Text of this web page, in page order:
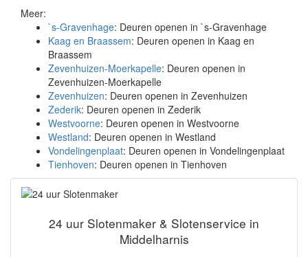
Meer:
`s-Gravenhage: Deuren openen in `s-Gravenhage
Kaag en Braassem: Deuren openen in Kaag en
Braassem
Zevenhuizen-Moerkapelle: Deuren openen in
Zevenhuizen-Moerkapelle
Zevenhuizen: Deuren openen in Zevenhuizen
Zederik: Deuren openen in Zederik
Westvoorne: Deuren openen in Westvoorne
Westland: Deuren openen in Westland
Vondelingenplaat: Deuren openen in Vondelingenplaat
Tienhoven: Deuren openen in Tienhoven
24 uur Slotenmaker & Slotenservice in
Middelharnis